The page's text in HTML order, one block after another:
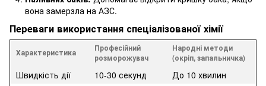
вона замерзла на АЗС.
Переваги використання спеціалізованої хімії
Характеристика
Професійний
розморожувач
Народні методи
(окріп, запальничка)
Швидкість дії 10-30 секунд
До 10 хвилин